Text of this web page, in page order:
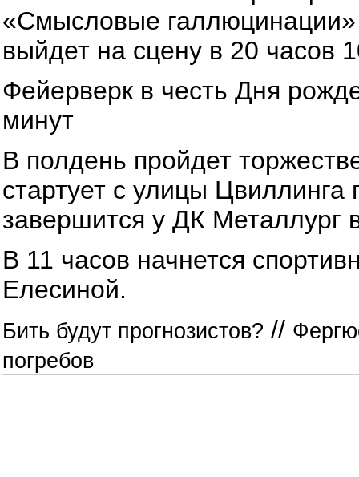
«Смысловые галлюцинации»
выйдет на сцену в 20 часов
Фейерверк в честь Дня
минут
В полдень пройдет
стартует с улицы
завершится у ДК Металлург
В 11 часов начнется
Елесиной.
Бить будут прогнозистов? //
погребов